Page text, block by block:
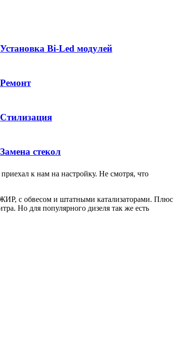
Установка Bi-Led модулей
Ремонт
Стилизация
Замена стекол
к нам на настройку. Не смотря, что
с обвесом и штатными катализаторами. Плюс
Но для популярного дизеля так же есть